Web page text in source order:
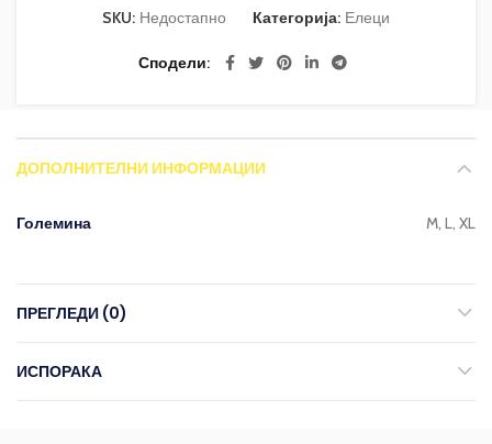
SKU: Недостапно Категорија: Елеци
Сподели
ДОПОЛНИТЕЛНИ ИНФОРМАЦИИ
Големина M, L, XL
ПРЕГЛЕДИ (0)
ИСПОРАКА